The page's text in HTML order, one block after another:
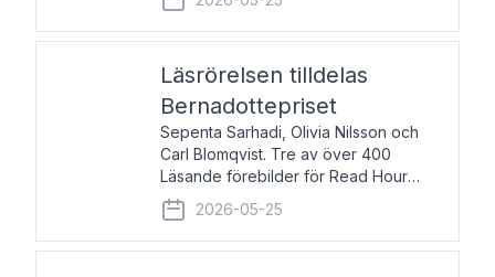
tilldelas bibliotekarier vid svenska folk-
och skolbibliotek som gjort värdefull
Läsrörelsen tilldelas
Bernadottepriset
Sepenta Sarhadi, Olivia Nilsson och
Carl Blomqvist. Tre av över 400
Läsande förebilder för Read Hour
Sverige. Foto: Michael Wall. Den ideella
föreningen Läsrörelsen tilldelas
Bernadottepriset 2026 för att den
2026-05-25